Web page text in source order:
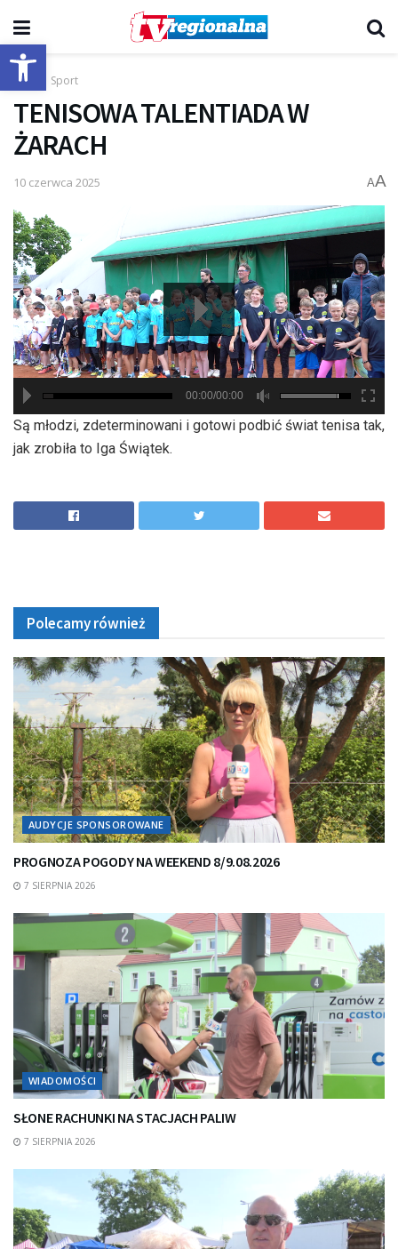
Otwórz pasek narzędzi
Start Sport
TENISOWA TALENTIADA W
ŻARACH
10 czerwca 2025 AA
hd2880
hd2160
hd2160
hd1440
highres
hd1080
hd720
large
medium
small
tiny
00:00/00:00
Są młodzi, zdeterminowani i gotowi podbić świat tenisa tak,
jak zrobiła to Iga Świątek.
Polecamy również
AUDYCJE SPONSOROWANE
PROGNOZA POGODY NA WEEKEND 8/9.08.2026
7 SIERPNIA 2026
WIADOMOŚCI
SŁONE RACHUNKI NA STACJACH PALIW
7 SIERPNIA 2026